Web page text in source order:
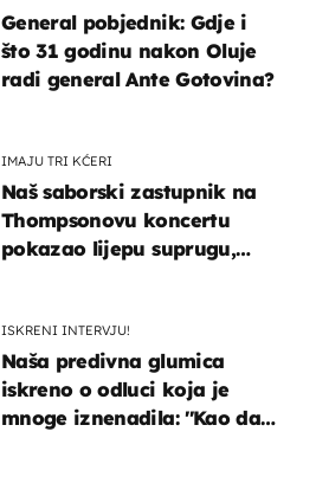
General pobjednik: Gdje i
što 31 godinu nakon Oluje
radi general Ante Gotovina?
IMAJU TRI KĆERI
Naš saborski zastupnik na
Thompsonovu koncertu
pokazao lijepu suprugu,
ISKRENI INTERVJU!
Naša predivna glumica
iskreno o odluci koja je
mnoge iznenadila: ''Kao da